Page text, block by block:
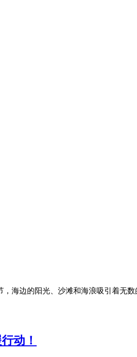
海边的阳光、沙滩和海浪吸引着无
动！